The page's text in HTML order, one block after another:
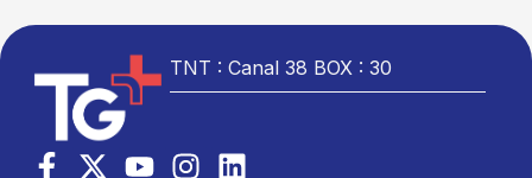
TNT : Canal 38 BOX : 30